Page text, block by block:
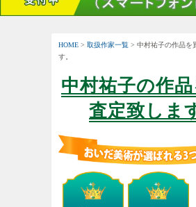
HOME > 取扱作家一覧 > 中村祐子の作品を
す。
中村祐子の作
査定致しま